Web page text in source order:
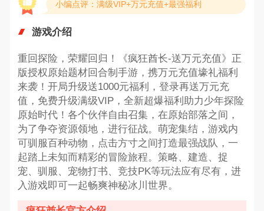
小编点评：满级VIP+万元充值+最强福利
游戏介绍
重回探险，荣耀回归！《疯狂酋长-送万元充值》正
版授权原始题材回合制手游，携万元充值壕礼福利
来袭！开局升级送1000元福利，登录再送万元充
值，免费升级满级VIP，全新超爆福利助力少年探险
原始时代！各个伙伴自由召集，在原始部落之间，
为了争夺资源领地，进行征战。萌宠集结，游戏内
可驯服百种动物，点击方寸之间打造最强战队，一
起踏上未知而精彩的冒险旅程。策略、建造、捉
宠、驯服、宠物打书、竞技PK等玩法应有尽有，进
入游戏即可一起畅爽神秘冰川世界。